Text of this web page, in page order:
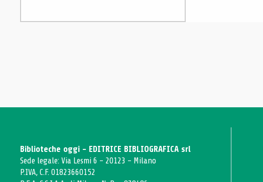
Biblioteche oggi - EDITRICE BIBLIOGRAFICA srl
Sede legale: Via Lesmi 6 - 20123 - Milano
P.IVA, C.F. 01823660152